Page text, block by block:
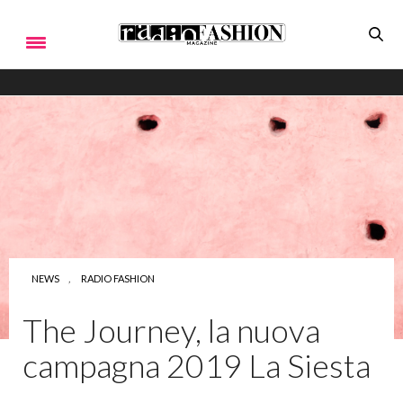
NEWS , RADIO FASHION
The Journey, la nuova
campagna 2019 La Siesta